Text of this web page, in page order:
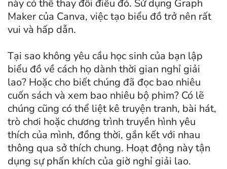
này có thể thay đổi điều đó. Sử dụng Graph
Maker của Canva, việc tạo biểu đồ trở nên rất
vui và hấp dẫn.
Tại sao không yêu cầu học sinh của bạn lập
biểu đồ về cách họ dành thời gian nghỉ giải
lao? Hoặc cho biết chúng đã đọc bao nhiêu
cuốn sách và xem bao nhiêu bộ phim? Có lẽ
chúng cũng có thể liệt kê truyện tranh, bài hát,
trò chơi hoặc chương trình truyền hình yêu
thích của mình, đồng thời, gắn kết với nhau
thông qua sở thích chung. Hoạt động này tận
dụng sự phấn khích của giờ nghỉ giải lao.